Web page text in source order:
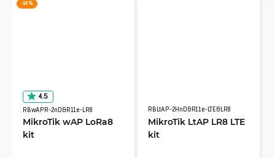
-14 %
4.5
RBwAPR-2nD&R11e-LR8
MikroTik wAP LoRa8
kit
RBLtAP-2HnD&R11e-LTE&LR8
MikroTik LtAP LR8 LTE
kit